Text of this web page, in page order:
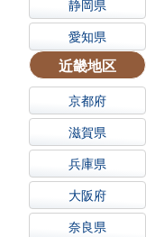
静岡県
愛知県
近畿地区
京都府
滋賀県
兵庫県
大阪府
奈良県